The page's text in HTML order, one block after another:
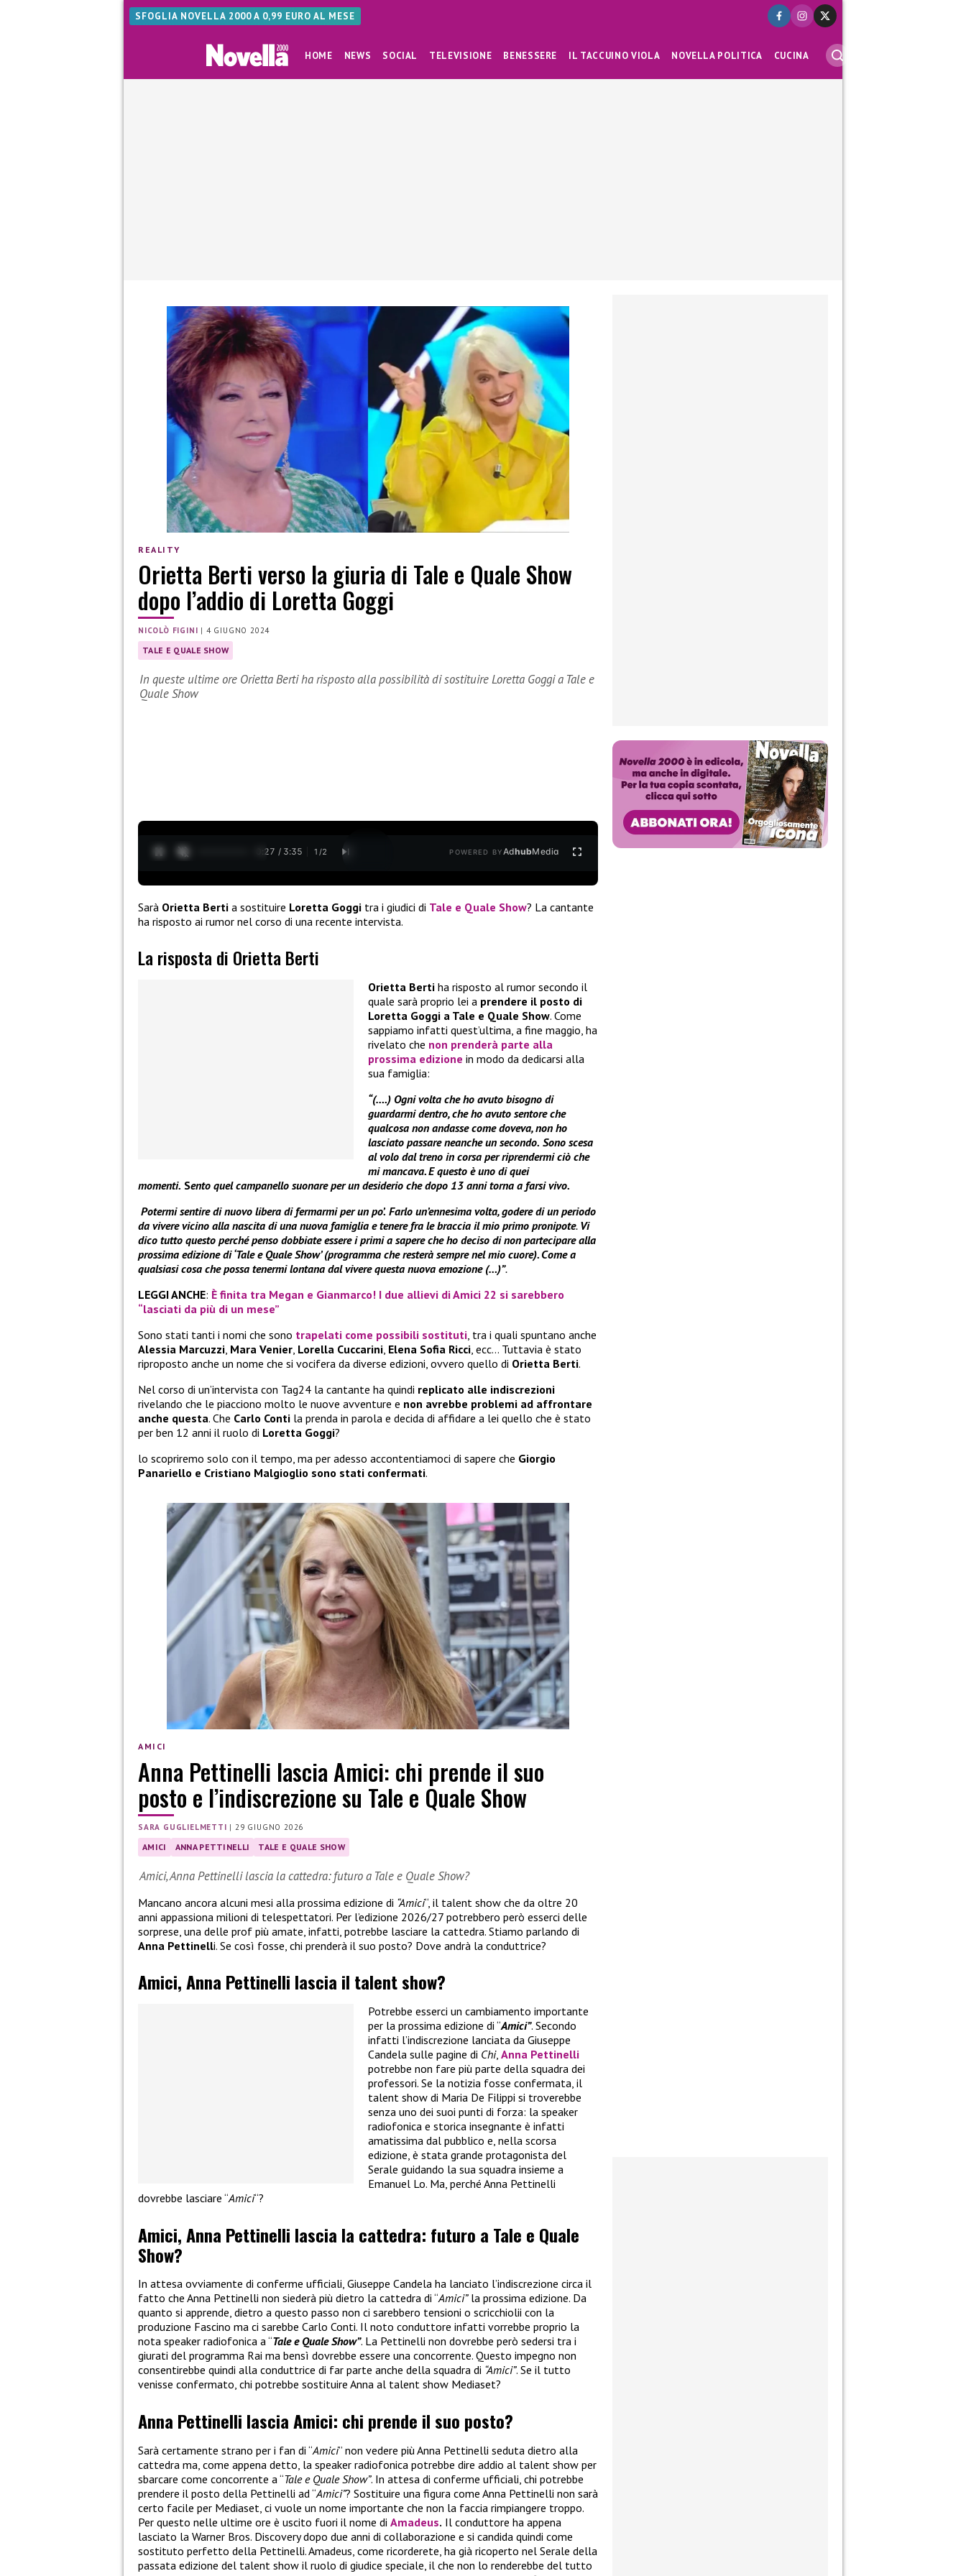
SFOGLIA NOVELLA 2000 A 0,99 EURO AL MESE
HOME NEWS SOCIAL TELEVISIONE BENESSERE IL TACCUINO VIOLA NOVELLA POLITICA CUCINA
REALITY
Orietta Berti verso la giuria di Tale e Quale Show
dopo l’addio di Loretta Goggi
NICOLÒ FIGINI | 4 GIUGNO 2024
TALE E QUALE SHOW
In queste ultime ore Orietta Berti ha risposto alla possibilità di sostituire Loretta Goggi a Tale e
Quale Show
0:28 / 3:35 1 /2 POWERED BYAdhubMedia
Sarà Orietta Berti a sostituire Loretta Goggi tra i giudici di Tale e Quale Show? La cantante
ha risposto ai rumor nel corso di una recente intervista.
La risposta di Orietta Berti
Orietta Berti ha risposto al rumor secondo il
quale sarà proprio lei a prendere il posto di
Loretta Goggi a Tale e Quale Show. Come
sappiamo infatti quest’ultima, a fine maggio, ha
rivelato che non prenderà parte alla
prossima edizione in modo da dedicarsi alla
sua famiglia:
“(….) Ogni volta che ho avuto bisogno di
guardarmi dentro, che ho avuto sentore che
qualcosa non andasse come doveva, non ho
lasciato passare neanche un secondo. Sono scesa
al volo dal treno in corsa per riprendermi ciò che
mi mancava. E questo è uno di quei
momenti. Sento quel campanello suonare per un desiderio che dopo 13 anni torna a farsi vivo.
Potermi sentire di nuovo libera di fermarmi per un po’. Farlo un’ennesima volta, godere di un periodo
da vivere vicino alla nascita di una nuova famiglia e tenere fra le braccia il mio primo pronipote. Vi
dico tutto questo perché penso dobbiate essere i primi a sapere che ho deciso di non partecipare alla
prossima edizione di ‘Tale e Quale Show’ (programma che resterà sempre nel mio cuore). Come a
qualsiasi cosa che possa tenermi lontana dal vivere questa nuova emozione (…)”.
LEGGI ANCHE: È finita tra Megan e Gianmarco! I due allievi di Amici 22 si sarebbero
“lasciati da più di un mese”
Sono stati tanti i nomi che sono trapelati come possibili sostituti, tra i quali spuntano anche
Alessia Marcuzzi, Mara Venier, Lorella Cuccarini, Elena Sofia Ricci, ecc… Tuttavia è stato
riproposto anche un nome che si vocifera da diverse edizioni, ovvero quello di Orietta Berti.
Nel corso di un’intervista con Tag24 la cantante ha quindi replicato alle indiscrezioni
rivelando che le piacciono molto le nuove avventure e non avrebbe problemi ad affrontare
anche questa. Che Carlo Conti la prenda in parola e decida di affidare a lei quello che è stato
per ben 12 anni il ruolo di Loretta Goggi?
lo scopriremo solo con il tempo, ma per adesso accontentiamoci di sapere che Giorgio
Panariello e Cristiano Malgioglio sono stati confermati.
AMICI
Anna Pettinelli lascia Amici: chi prende il suo
posto e l’indiscrezione su Tale e Quale Show
SARA GUGLIELMETTI |29 GIUGNO 2026
AMICI ANNA PETTINELLI TALE E QUALE SHOW
Amici, Anna Pettinelli lascia la cattedra: futuro a Tale e Quale Show?
Mancano ancora alcuni mesi alla prossima edizione di “Amici“, il talent show che da oltre 20
anni appassiona milioni di telespettatori. Per l’edizione 2026/27 potrebbero però esserci delle
sorprese, una delle prof più amate, infatti, potrebbe lasciare la cattedra. Stiamo parlando di
Anna Pettinelli. Se così fosse, chi prenderà il suo posto? Dove andrà la conduttrice?
Amici, Anna Pettinelli lascia il talent show?
Potrebbe esserci un cambiamento importante
per la prossima edizione di “Amici”. Secondo
infatti l’indiscrezione lanciata da Giuseppe
Candela sulle pagine di Chi, Anna Pettinelli
potrebbe non fare più parte della squadra dei
professori. Se la notizia fosse confermata, il
talent show di Maria De Filippi si troverebbe
senza uno dei suoi punti di forza: la speaker
radiofonica e storica insegnante è infatti
amatissima dal pubblico e, nella scorsa
edizione, è stata grande protagonista del
Serale guidando la sua squadra insieme a
Emanuel Lo. Ma, perché Anna Pettinelli
dovrebbe lasciare “Amici“?
Amici, Anna Pettinelli lascia la cattedra: futuro a Tale e Quale
Show?
In attesa ovviamente di conferme ufficiali, Giuseppe Candela ha lanciato l’indiscrezione circa il
fatto che Anna Pettinelli non siederà più dietro la cattedra di “Amici”la prossima edizione. Da
quanto si apprende, dietro a questo passo non ci sarebbero tensioni o scricchiolii con la
produzione Fascino ma ci sarebbe Carlo Conti. Il noto conduttore infatti vorrebbe proprio la
nota speaker radiofonica a “Tale e Quale Show”. La Pettinelli non dovrebbe però sedersi tra i
giurati del programma Rai ma bensì dovrebbe essere una concorrente. Questo impegno non
consentirebbe quindi alla conduttrice di far parte anche della squadra di “Amici”. Se il tutto
venisse confermato, chi potrebbe sostituire Anna al talent show Mediaset?
Anna Pettinelli lascia Amici: chi prende il suo posto?
Sarà certamente strano per i fan di “Amici” non vedere più Anna Pettinelli seduta dietro alla
cattedra ma, come appena detto, la speaker radiofonica potrebbe dire addio al talent show per
sbarcare come concorrente a “Tale e Quale Show”. In attesa di conferme ufficiali, chi potrebbe
prendere il posto della Pettinelli ad “Amici”? Sostituire una figura come Anna Pettinelli non sarà
certo facile per Mediaset, ci vuole un nome importante che non la faccia rimpiangere troppo.
Per questo nelle ultime ore è uscito fuori il nome di Amadeus. Il conduttore ha appena
lasciato la Warner Bros. Discovery dopo due anni di collaborazione e si candida quindi come
sostituto perfetto della Pettinelli. Amadeus, come ricorderete, ha già ricoperto nel Serale della
passata edizione del talent show il ruolo di giudice speciale, il che non lo renderebbe del tutto